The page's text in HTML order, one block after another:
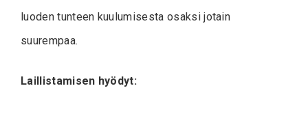
luoden tunteen kuulumisesta osaksi jotain
suurempaa.
Laillistamisen hyödyt: